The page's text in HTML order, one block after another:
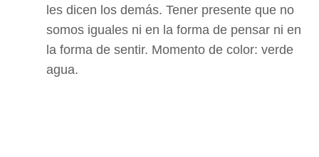
les dicen los demás. Tener presente que no
somos iguales ni en la forma de pensar ni en
la forma de sentir. Momento de color: verde
agua.